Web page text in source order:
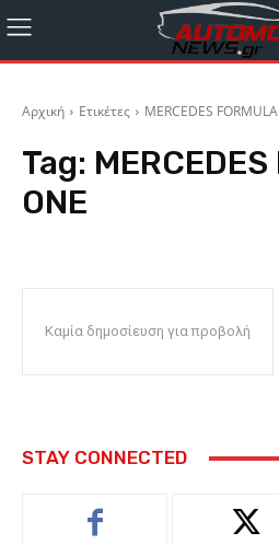
Αρχική Ετικέτες MERCEDES
Tag:
ONE
Καμία δημοσίευση για προβολή
STAY CONNECTED